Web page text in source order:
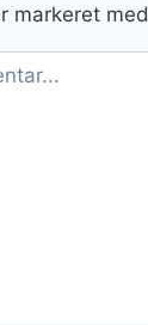
markeret med